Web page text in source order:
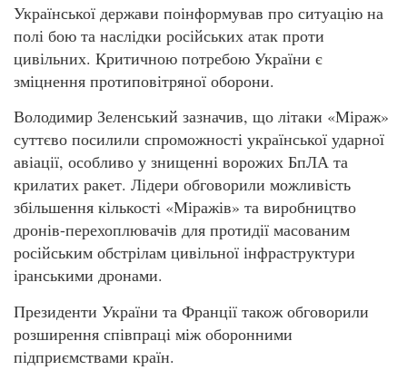
Української держави поінформував про ситуацію на
полі бою та наслідки російських атак проти
цивільних. Критичною потребою України є
зміцнення протиповітряної оборони.
Володимир Зеленський зазначив, що літаки «Міраж»
суттєво посилили спроможності української ударної
авіації, особливо у знищенні ворожих БпЛА та
крилатих ракет. Лідери обговорили можливість
збільшення кількості «Міражів» та виробництво
дронів-перехоплювачів для протидії масованим
російським обстрілам цивільної інфраструктури
іранськими дронами.
Президенти України та Франції також обговорили
розширення співпраці між оборонними
підприємствами країн.